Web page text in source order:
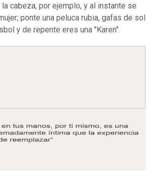
cabeza, por ejemplo, y al instante se
ponte una peluca rubia, gafas de sol
y de repente eres una "Karen".